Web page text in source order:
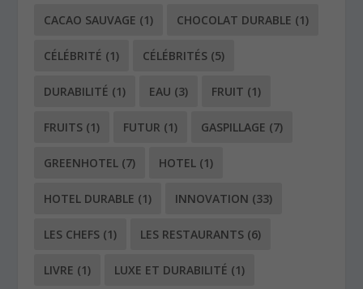
CACAO SAUVAGE (1) CHOCOLAT DURABLE (1)
CÉLÉBRITÉ (1) CÉLÉBRITÉS (5)
DURABILITÉ (1) EAU (3) FRUIT (1)
FRUITS (1) FUTUR (1) GASPILLAGE (7)
GREENHOTEL (7) HOTEL (1)
HOTEL DURABLE (1) INNOVATION (33)
LES CHEFS (1) LES RESTAURANTS (6)
LIVRE (1) LUXE ET DURABILITÉ (1)